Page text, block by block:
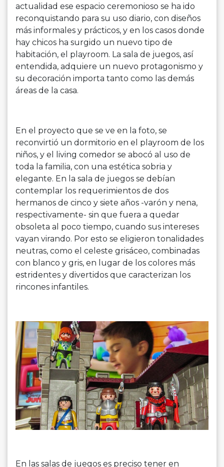
actualidad ese espacio ceremonioso se ha ido
reconquistando para su uso diario, con diseños
más informales y prácticos, y en los casos donde
hay chicos ha surgido un nuevo tipo de
habitación, el playroom. La sala de juegos, así
entendida, adquiere un nuevo protagonismo y
su decoración importa tanto como las demás
áreas de la casa.
En el proyecto que se ve en la foto, se
reconvirtió un dormitorio en el playroom de los
niños, y el living comedor se abocó al uso de
toda la familia, con una estética sobria y
elegante. En la sala de juegos se debían
contemplar los requerimientos de dos
hermanos de cinco y siete años -varón y nena,
respectivamente- sin que fuera a quedar
obsoleta al poco tiempo, cuando sus intereses
vayan virando. Por esto se eligieron tonalidades
neutras, como el celeste grisáceo, combinadas
con blanco y gris, en lugar de los colores más
estridentes y divertidos que caracterizan los
rincones infantiles.
En las salas de juegos es preciso tener en